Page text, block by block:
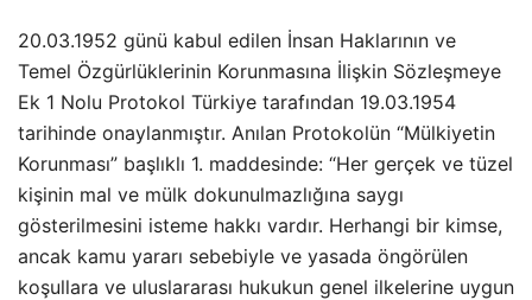
20.03.1952 günü kabul edilen İnsan Haklarının ve
Temel Özgürlüklerinin Korunmasına İlişkin Sözleşmeye
Ek 1 Nolu Protokol Türkiye tarafından 19.03.1954
tarihinde onaylanmıştır. Anılan Protokolün “Mülkiyetin
Korunması” başlıklı 1. maddesinde: “Her gerçek ve tüzel
kişinin mal ve mülk dokunulmazlığına saygı
gösterilmesini isteme hakkı vardır. Herhangi bir kimse,
ancak kamu yararı sebebiyle ve yasada öngörülen
koşullara ve uluslararası hukukun genel ilkelerine uygun